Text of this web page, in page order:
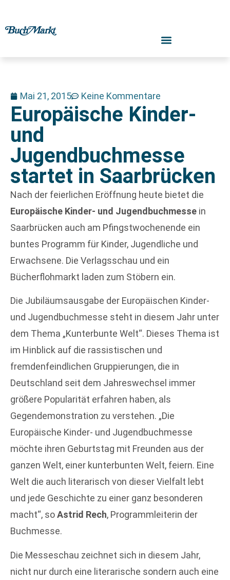
Mai 21, 2015 Keine Kommentare
Europäische Kinder-
und
Jugendbuchmesse
startet in Saarbrücken
Nach der feierlichen Eröffnung heute bietet die
Europäische Kinder- und Jugendbuchmesse in
Saarbrücken auch am Pfingstwochenende ein
buntes Programm für Kinder, Jugendliche und
Erwachsene. Die Verlagsschau und ein
Bücherflohmarkt laden zum Stöbern ein.
Die Jubiläumsausgabe der Europäischen Kinder-
und Jugendbuchmesse steht in diesem Jahr unter
dem Thema „Kunterbunte Welt“. Dieses Thema ist
im Hinblick auf die rassistischen und
fremdenfeindlichen Gruppierungen, die in
Deutschland seit dem Jahreswechsel immer
größere Popularität erfahren haben, als
Gegendemonstration zu verstehen. „Die
Europäische Kinder- und Jugendbuchmesse
möchte ihren Geburtstag mit Freunden aus der
ganzen Welt, einer kunterbunten Welt, feiern. Eine
Welt die auch literarisch von dieser Vielfalt lebt
und jede Geschichte zu einer ganz besonderen
macht“, soAstrid Rech, Programmleiterin der
Buchmesse.
Die Messeschau zeichnet sich in diesem Jahr,
nicht nur durch eine literarische sondern auch eine